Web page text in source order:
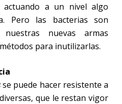
actuando a un nivel algo
Pero las bacterias son
nuevas armas
para inutilizarlas.
se puede hacer resistente a
que le restan vigor